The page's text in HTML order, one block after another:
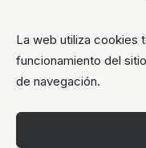
La web utiliza cookies
funcionamiento del
de navegación.
Follow on Social
Instagram